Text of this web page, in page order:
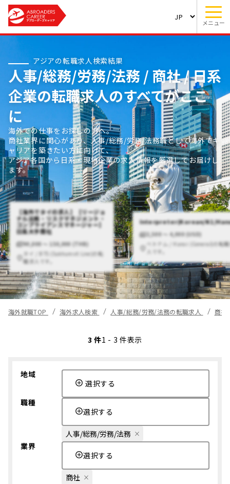
メニュー
アジアの転職求人検索結果
人事/総務/労務/法務 / 商社 / 日系
企業の転職求人のすべてがここ
に
海外での仕事をお探しの方へ。
商社業界に関心があり、人事/総務/労務/法務職として海外でキ
ャリアを築きたい方に向けて、
アジア各国から日系・現地企業の求人情報を厳選してお届けし
ます。
【海外でタイの求人】【リージョ
ナル法務・リスクマネジメント・
コンプライアンスマネージャー】
日系大手商社
90,000 〜 150,000 (THB)
タイ / BTS (Sukhumvit Line)の転
職求人です。
Interpreter(Korean/N1/
2,500 〜 4,000 (USD)
ベトナム / Hanoi (General)の転
人です。
海外就職TOP 海外求人検索 人事/総務/労務/法務の転職求人 商社
3 件1 - 3 件表示
地域
選択する
職種
選択する
人事/総務/労務/法務
業界
選択する
商社